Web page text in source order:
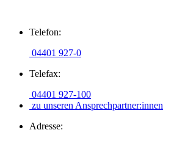
Inhalt
Telefon:
04401 927-0
Telefax:
04401 927-100
zu unseren Ansprechpartner:innen
Adresse: